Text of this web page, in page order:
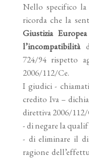
Nello specifico la
ricorda che la
Giustizia
l’incompatibilità
724/94 rispetto
2006/112/Ce.
I giudici -
credito Iva –
direttiva 2006/
- di negare la
- di eliminare il
ragione